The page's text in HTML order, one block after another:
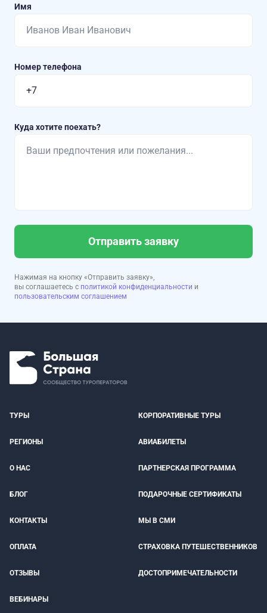
Имя
Номер телефона
Куда хотите поехать?
Отправить заявку
Нажимая на кнопку «Отправить заявку»,
вы соглашаетесь с политикой конфиденциальности и
пользовательским соглашением
ТУРЫ КОРПОРАТИВНЫЕ ТУРЫ
РЕГИОНЫ АВИАБИЛЕТЫ
О НАС ПАРТНЕРСКАЯ ПРОГРАММА
БЛОГ ПОДАРОЧНЫЕ СЕРТИФИКАТЫ
КОНТАКТЫ МЫ В СМИ
ОПЛАТА СТРАХОВКА ПУТЕШЕСТВЕННИКОВ
ОТЗЫВЫ ДОСТОПРИМЕЧАТЕЛЬНОСТИ
ВЕБИНАРЫ